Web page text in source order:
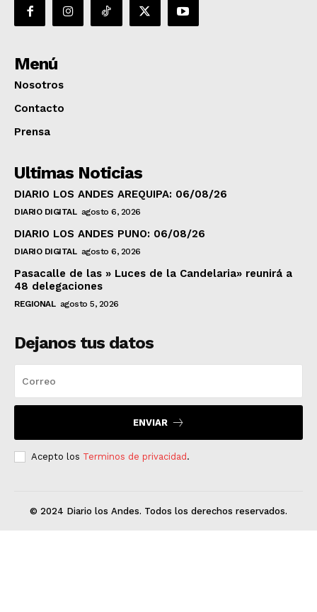
Menú
Nosotros
Contacto
Prensa
Ultimas Noticias
DIARIO LOS ANDES AREQUIPA: 06/08/26
DIARIO DIGITAL agosto 6, 2026
DIARIO LOS ANDES PUNO: 06/08/26
DIARIO DIGITAL agosto 6, 2026
Pasacalle de las » Luces de la Candelaria» reunirá a
48 delegaciones
REGIONAL agosto 5, 2026
Dejanos tus datos
ENVIAR
Acepto los Terminos de privacidad.
© 2024 Diario los Andes. Todos los derechos reservados.